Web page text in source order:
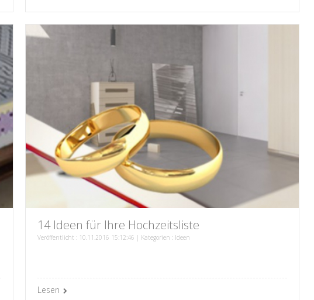
14 Ideen für Ihre Hochzeitsliste
Veröffentlicht : 10.11.2016 15:12:46 | Kategorien : Ideen
Lesen